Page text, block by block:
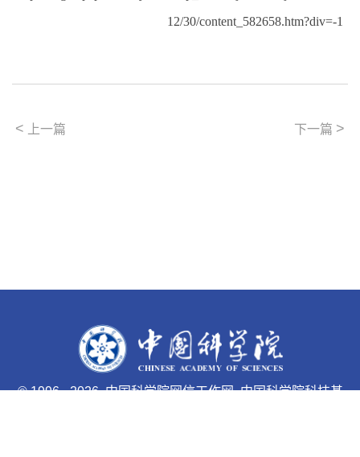
12/30/content_582658.htm?div=-1
< 上一篇 下一篇 >
© 1996 -2026 中国科学院网信工作网 中国科学院科技基